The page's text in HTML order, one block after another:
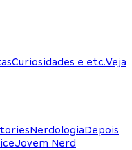
Curiosidades e etc.Veja
NerdologiaDepois
Jovem Nerd